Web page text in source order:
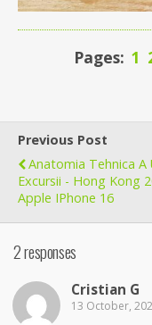
Pages: 1
Previous Post
Anatomia Tehnica A
Excursii - Hong Kong
Apple IPhone 16
2 responses
Cristian G
13 October,